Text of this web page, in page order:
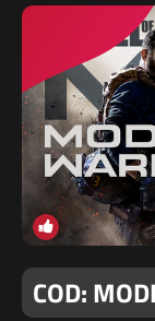
COD: